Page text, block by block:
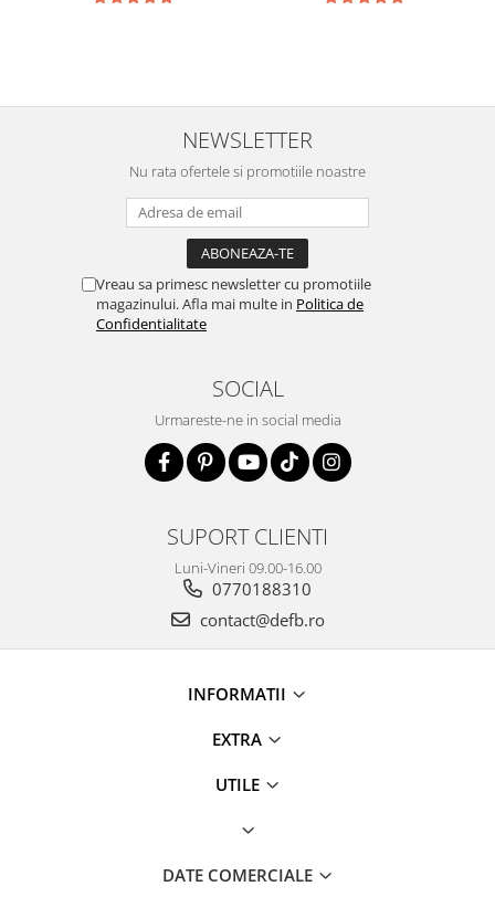
NEWSLETTER
Nu rata ofertele si promotiile noastre
Vreau sa primesc newsletter cu promotiile
magazinului. Afla mai multe in Politica de
Confidentialitate
SOCIAL
Urmareste-ne in social media
SUPORT CLIENTI
Luni-Vineri 09.00-16.00
0770188310
contact@defb.ro
INFORMATII
EXTRA
UTILE
DATE COMERCIALE